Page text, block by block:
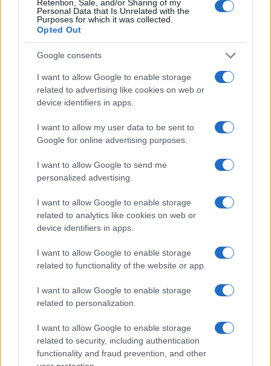
Retention, Sale, and/or Sharing of my
Personal Data that Is Unrelated with the
Purposes for which it was collected.
Opted Out
Google consents
I want to allow Google to enable storage
related to advertising like cookies on web or
device identifiers in apps.
I want to allow my user data to be sent to
Google for online advertising purposes.
I want to allow Google to send me
personalized advertising.
I want to allow Google to enable storage
related to analytics like cookies on web or
device identifiers in apps.
I want to allow Google to enable storage
related to functionality of the website or app.
I want to allow Google to enable storage
related to personalization.
I want to allow Google to enable storage
related to security, including authentication
functionality and fraud prevention, and other
Kodály Kórus RossiniA sevillai borbélycímű művét adja elő.
A Gödöllői Szimfonikus Zenekar és a szombathelyi Savaria
Szimfonikus zenekar is különleges koncerttel készül erre a
napra. A Nyírbátori Kulturális Központban ezen a napon este
Varnus Xaverorgonaművész játszik, az Ewald
Rézfúvós Együttessel.
A televízió előtt ülők sem maradnak zene nélkül, hiszen a
Duna Televízió 9.30-tólÉrdi Tamászongoraművészt
mutatja be
Barkó Judit Lélek Boulevard
című műsorában,
11.30-tól a Kívánságkosár vendége a 100 Tagú
fogyatékosokból álló Parafónia együttes kerül középpontba
Gáspár JuditésSzekeres Csaba
című sorozat keretében
mutatnak be. A dokumentumfilm után, 14.55-től
Rost
kerül sor. 22.15-től Carl OrffCarmina Buraná
ját hallhatják a
milánói Scala kórusának előadásában, a Kikötő Extrában
pedig, 23.25-tőlBatta Andrást, a Liszt Ferenc
Zeneművészeti Egyetem rektorát,Marton Éva
operaénekest,Somfai László